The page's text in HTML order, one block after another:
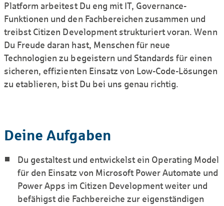
Platform arbeitest Du eng mit IT, Governance-
Funktionen und den Fachbereichen zusammen und
treibst Citizen Development strukturiert voran. Wenn
Du Freude daran hast, Menschen für neue
Technologien zu begeistern und Standards für einen
sicheren, effizienten Einsatz von Low-Code-Lösungen
zu etablieren, bist Du bei uns genau richtig.
Deine Aufgaben
Du gestaltest und entwickelst ein Operating Model
für den Einsatz von Microsoft Power Automate und
Power Apps im Citizen Development weiter und
befähigst die Fachbereiche zur eigenständigen